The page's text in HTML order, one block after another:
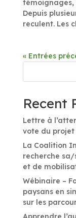
Depuis
reculent. Les
« Entrées
Recent
Lettre à
vote du projet
La Coalition
recherche sa/
et de
Wébinaire –
paysans en
sur les